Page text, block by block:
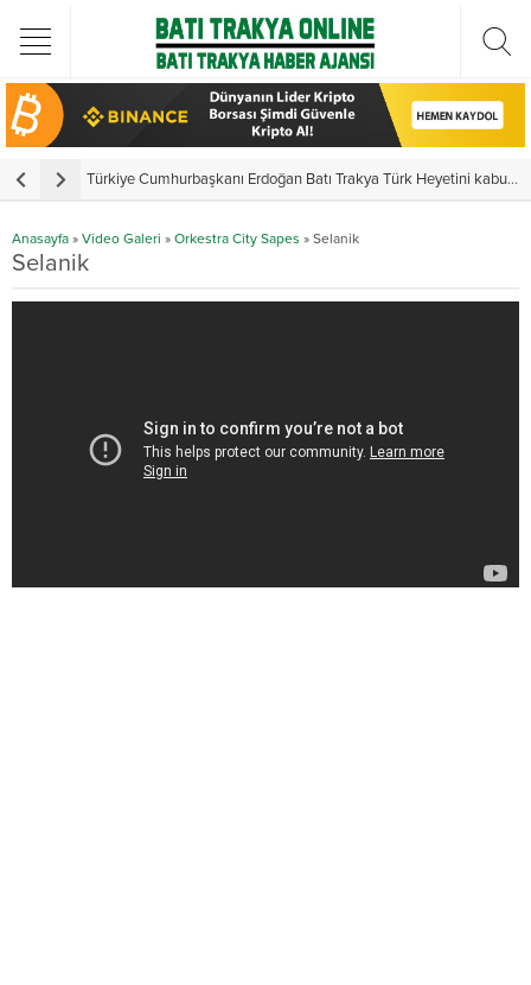
Türkiye Cumhurbaşkanı Erdoğan Batı Trakya Türk Heyetini kabul etti
Anasayfa » Video Galeri » Orkestra City Sapes » Selanik
Selanik